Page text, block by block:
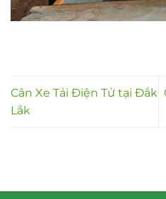
Cân Xe Tải Điện Tử tại Đắk
Lắk